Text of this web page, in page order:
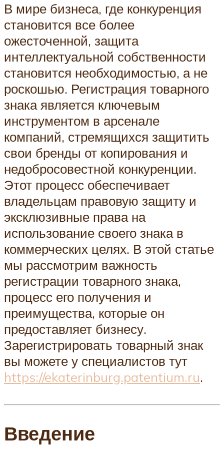
В мире бизнеса, где конкуренция
становится все более
ожесточенной, защита
интеллектуальной собственности
становится необходимостью, а не
роскошью. Регистрация товарного
знака является ключевым
инструментом в арсенале
компаний, стремящихся защитить
свои бренды от копирования и
недобросовестной конкуренции.
Этот процесс обеспечивает
владельцам правовую защиту и
эксклюзивные права на
использование своего знака в
коммерческих целях. В этой статье
мы рассмотрим важность
регистрации товарного знака,
процесс его получения и
преимущества, которые он
предоставляет бизнесу.
Зарегистрировать товарный знак
вы можете у специалистов тут
https://ekaterinburg.patentium.ru.
Введение